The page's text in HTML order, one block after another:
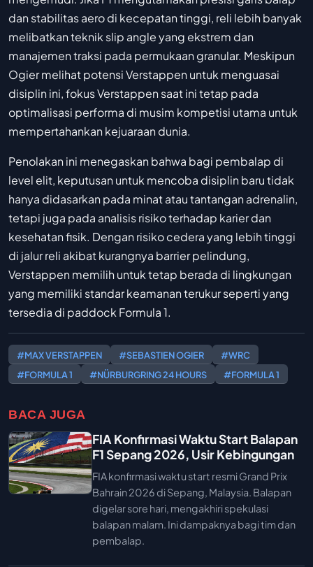
dan stabilitas aero di kecepatan tinggi, reli lebih banyak
melibatkan teknik slip angle yang ekstrem dan
manajemen traksi pada permukaan granular. Meskipun
Ogier melihat potensi Verstappen untuk menguasai
disiplin ini, fokus Verstappen saat ini tetap pada
optimalisasi performa di musim kompetisi utama untuk
mempertahankan kejuaraan dunia.
Penolakan ini menegaskan bahwa bagi pembalap di
level elit, keputusan untuk mencoba disiplin baru tidak
hanya didasarkan pada minat atau tantangan adrenalin,
tetapi juga pada analisis risiko terhadap karier dan
kesehatan fisik. Dengan risiko cedera yang lebih tinggi
di jalur reli akibat kurangnya barrier pelindung,
Verstappen memilih untuk tetap berada di lingkungan
yang memiliki standar keamanan terukur seperti yang
tersedia di paddock Formula 1.
#MAX VERSTAPPEN #SEBASTIEN OGIER
#WRC
#FORMULA 1
#NÜRBURGRING 24 HOURS #FORMULA 1
BACA JUGA
FIA Konfirmasi Waktu Start Balapan
F1 Sepang 2026, Usir Kebingungan
FIA konfirmasi waktu start resmi Grand Prix
Bahrain 2026 di Sepang, Malaysia. Balapan
digelar sore hari, mengakhiri spekulasi
balapan malam. Ini dampaknya bagi tim dan
pembalap.